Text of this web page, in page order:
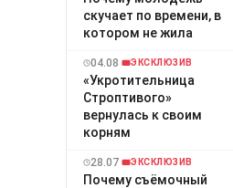
скучает по времени, в
котором не жила
04.08 ЭКСКЛЮЗИВ
«Укротительница
Строптивого»
вернулась к своим
корням
28.07 ЭКСКЛЮЗИВ
Почему съёмочный